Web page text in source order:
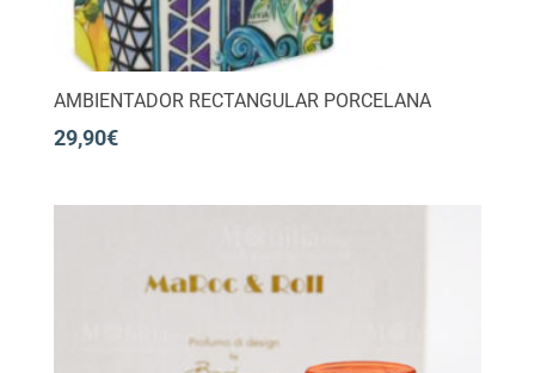
AMBIENTADOR RECTANGULAR PORCELANA
29,90€